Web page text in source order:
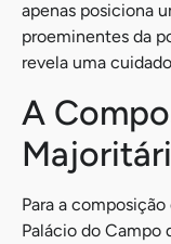
apenas posiciona
proeminentes da
revela uma
A
Para a
Palácio do Campo